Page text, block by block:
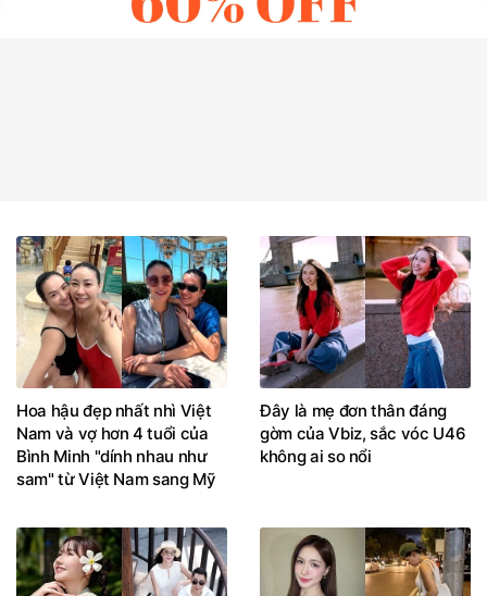
Hoa hậu đẹp nhất nhì Việt
Nam và vợ hơn 4 tuổi của
Bình Minh "dính nhau như
sam" từ Việt Nam sang Mỹ
Đây là mẹ đơn thân đáng
gờm của Vbiz, sắc vóc U46
không ai so nổi